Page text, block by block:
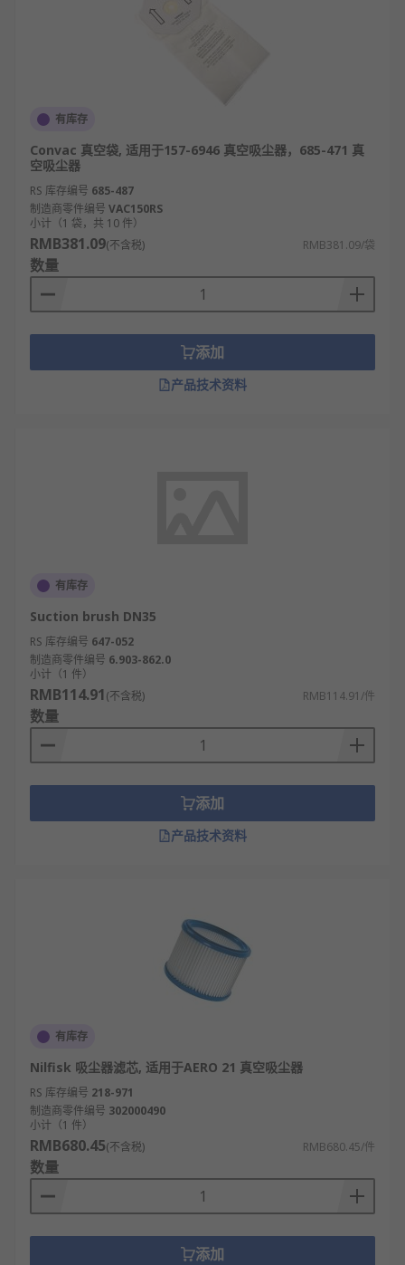
有库存
Convac 真空袋, 适用于157-6946 真空吸尘器，685-471 真
空吸尘器
RS 库存编号 685-487
制造商零件编号 VAC150RS
小计（1 袋，共 10 件）
RMB381.09(不含税) RMB381.09/袋
数量
添加
产品技术资料
有库存
Suction brush DN35
RS 库存编号 647-052
制造商零件编号 6.903-862.0
小计（1 件）
RMB114.91(不含税) RMB114.91/件
数量
添加
产品技术资料
有库存
Nilfisk 吸尘器滤芯, 适用于AERO 21 真空吸尘器
RS 库存编号 218-971
制造商零件编号 302000490
小计（1 件）
RMB680.45(不含税) RMB680.45/件
数量
添加